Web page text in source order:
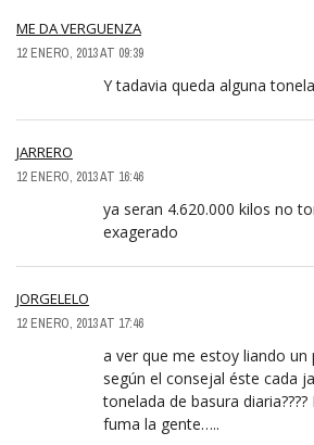
ME DA VERGUENZA
12 ENERO, 2013 AT 09:39
Y tadavia queda alguna
JARRERO
12 ENERO, 2013 AT 16:46
ya seran 4.620.000 kilos no
exagerado
JORGELELO
12 ENERO, 2013 AT 17:46
a ver que me estoy liando
según el consejal éste cada
tonelada de basura
fuma la gente…..